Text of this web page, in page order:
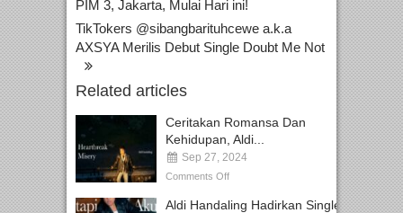
PIM 3, Jakarta, Mulai Hari ini!
TikTokers @sibangbarituhcewe a.k.a
AXSYA Merilis Debut Single Doubt Me Not
Related articles
Ceritakan Romansa Dan
Kehidupan, Aldi...
Sep 27, 2024
Comments Off
Aldi Handaling Hadirkan Single